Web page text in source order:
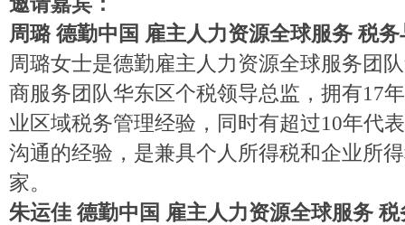
周璐 德勤中国 雇主人力资源全球服务 税务
周璐女士是德勤雇主人力资源全球服务团
商服务团队华东区个税领导总监，拥有17
业区域税务管理经验，同时有超过10年代
沟通的经验，是兼具个人所得税和企业所
家。
朱运佳 德勤中国 雇主人力资源全球服务 税